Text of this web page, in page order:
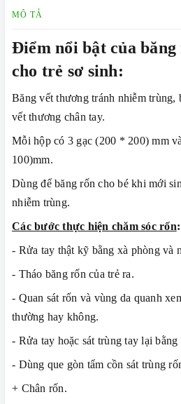
MÔ TẢ
Điểm nổi bật của
cho trẻ sơ sinh:
Băng vết thương tránh nhiễm trùng,
vết thương chân tay.
Mỗi hộp có 3 gạc (200 * 200) mm
100)mm.
Dùng để băng rốn cho bé khi mới
nhiễm trùng.
Các bước thực hiện chăm sóc rốn:
- Rửa tay thật kỹ bằng xà phòng và
- Tháo băng rốn của trẻ ra.
- Quan sát rốn và vùng da quanh
thường hay không.
- Rửa tay hoặc sát trùng tay lại
- Dùng que gòn tẩm cồn sát trùng
+ Chân rốn.